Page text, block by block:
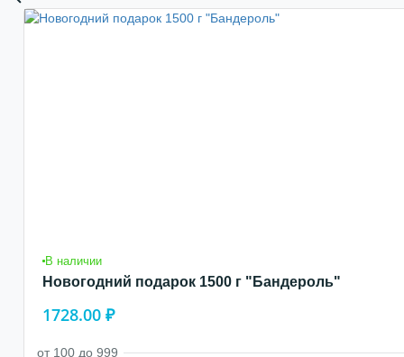
В наличии
Новогодний подарок 1500 г "Бандероль"
1728.00 ₽
от 100 до 999